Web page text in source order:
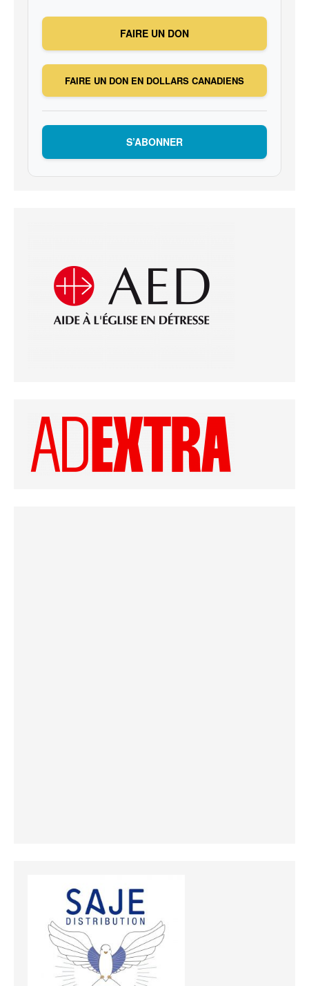
FAIRE UN DON
FAIRE UN DON EN DOLLARS CANADIENS
S’ABONNER